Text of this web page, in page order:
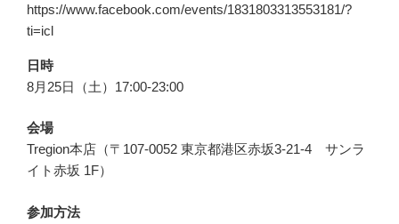
https://www.facebook.com/events/1831803313553181/?
ti=icl
日時
8月25日（土）17:00-23:00
会場
Tregion本店（〒107-0052 東京都港区赤坂3-21-4 サンラ
イト赤坂 1F）
参加方法